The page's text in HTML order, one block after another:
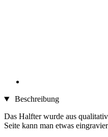
Beschreibung
Das Halfter wurde aus
Seite kann man etwas